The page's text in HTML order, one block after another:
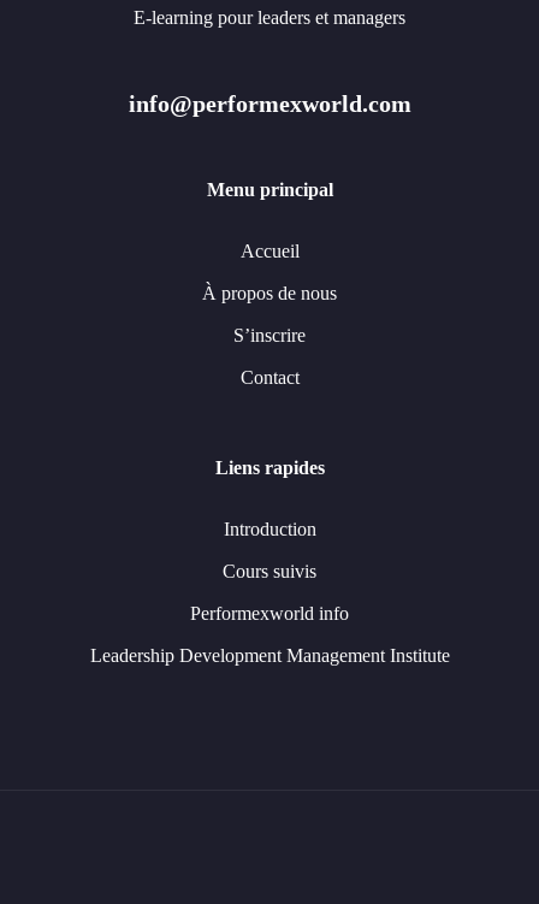
E-learning pour leaders et managers
info@performexworld.com
Menu principal
Accueil
À propos de nous
S’inscrire
Contact
Liens rapides
Introduction
Cours suivis
Performexworld info
Leadership Development Management Institute